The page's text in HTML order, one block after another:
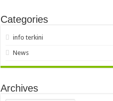
Categories
info terkini
News
Archives